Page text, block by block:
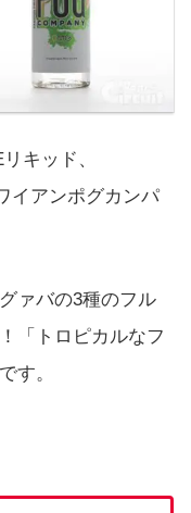
キッド、
イアンポグカンパ
ァバの3種のフル
「トロピカルなフ
す。